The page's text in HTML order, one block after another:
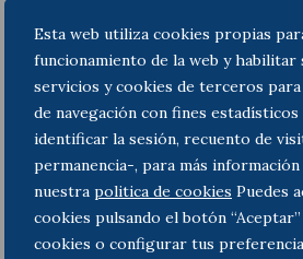
Esta web utiliza cookies propias
funcionamiento de la web y habilitar
servicios y cookies de terceros
de navegación con fines
identificar la sesión, recuento de
permanencia-, para más información
nuestra politica de cookies Puedes
cookies pulsando el botón
cookies o configurar tus